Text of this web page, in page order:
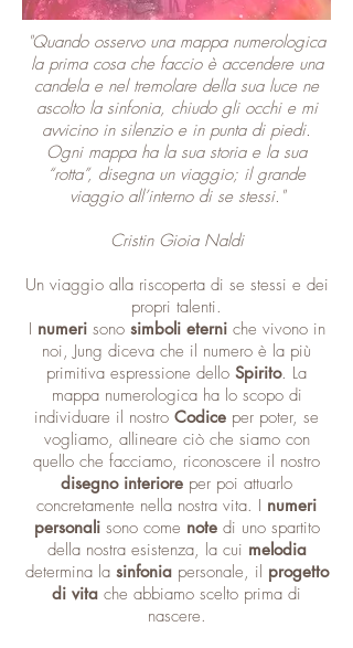
"Quando osservo una mappa numerologica
la prima cosa che faccio è accendere una
candela e nel tremolare della sua luce ne
ascolto la sinfonia, chiudo gli occhi e mi
avvicino in silenzio e in punta di piedi.
Ogni mappa ha la sua storia e la sua
“rotta”, disegna un viaggio; il grande
viaggio all’interno di se stessi."
Cristin Gioia Naldi
Un viaggio alla riscoperta di se stessi e dei
propri talenti.
I numerisono simboli eterni che vivono in
noi, Jung diceva che il numero è la più
primitiva espressione dello Spirito. La
mappa numerologica ha lo scopo di
individuare il nostro Codice per poter, se
vogliamo, allineare ciò che siamo con
quello che facciamo, riconoscere il nostro
disegno interiore per poi attuarlo
concretamente nella nostra vita. I numeri
personalisono come notedi uno spartito
della nostra esistenza, la cui melodia
determina la sinfoniapersonale, il progetto
di vita che abbiamo scelto prima di
nascere.